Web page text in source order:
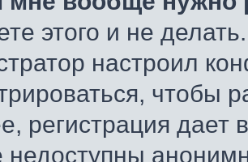
этого и не
настроил
чтобы
регистрация
недоступны